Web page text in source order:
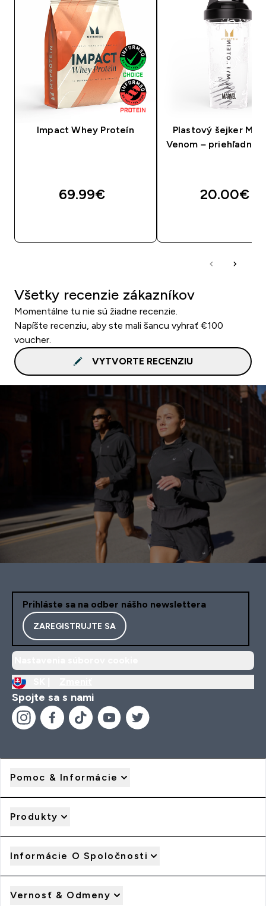
Impact Whey Proteín
69.99€‎
Plastový šejker
Venom – priehľadný/
20.00€‎
Všetky recenzie zákazníkov
Momentálne tu nie sú žiadne recenzie.
Napíšte recenziu, aby ste mali šancu vyhrať €100
voucher.
VYTVORTE RECENZIU
Prihláste sa na odber nášho newslettera
ZAREGISTRUJTE SA
Spojte sa s nami
Pomoc & Informácie
Produkty
Informácie O Spoločnosti
Vernosť & Odmeny